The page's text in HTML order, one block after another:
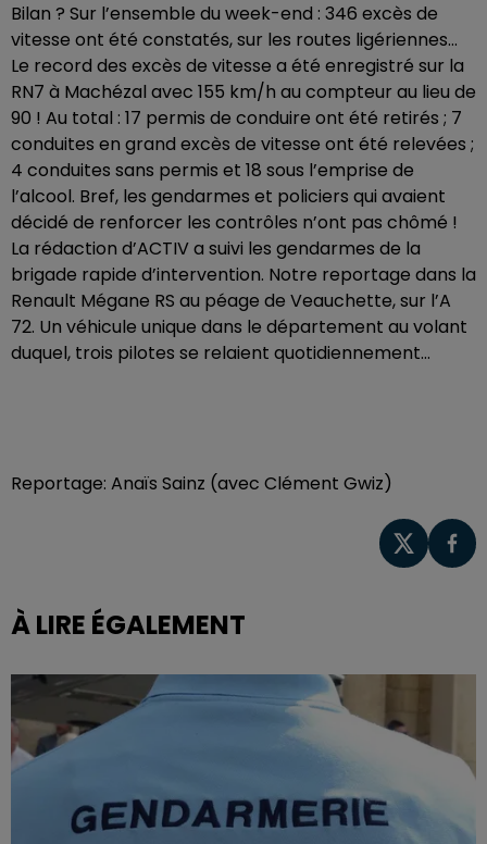
Bilan ? Sur l’ensemble du week-end : 346 excès de
vitesse ont été constatés, sur les routes ligériennes…
Le record des excès de vitesse a été enregistré sur la
RN7 à Machézal avec 155 km/h au compteur au lieu de
90 ! Au total : 17 permis de conduire ont été retirés ; 7
conduites en grand excès de vitesse ont été relevées ;
4 conduites sans permis et 18 sous l’emprise de
l’alcool. Bref, les gendarmes et policiers qui avaient
décidé de renforcer les contrôles n’ont pas chômé !
La rédaction d’ACTIV a suivi les gendarmes de la
brigade rapide d’intervention. Notre reportage dans la
Renault Mégane RS au péage de Veauchette, sur l’A
72. Un véhicule unique dans le département au volant
duquel, trois pilotes se relaient quotidiennement…
Reportage: Anaïs Sainz (avec Clément Gwiz)
À LIRE ÉGALEMENT